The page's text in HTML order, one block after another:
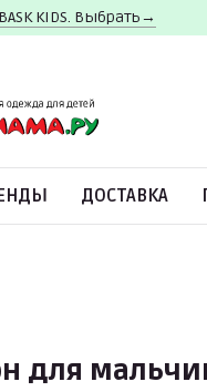
KIDS. Выбрать→
ДОСТАВКА
для